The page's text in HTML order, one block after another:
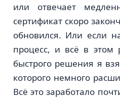
или отвечает
сертификат скоро
обновился. Или если
процесс, и всё в этом
быстрого решения я
которого немного
Всё это заработало